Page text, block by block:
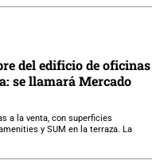
del edificio de oficinas
se llamará Mercado
a la venta, con superficies
y SUM en la terraza. La